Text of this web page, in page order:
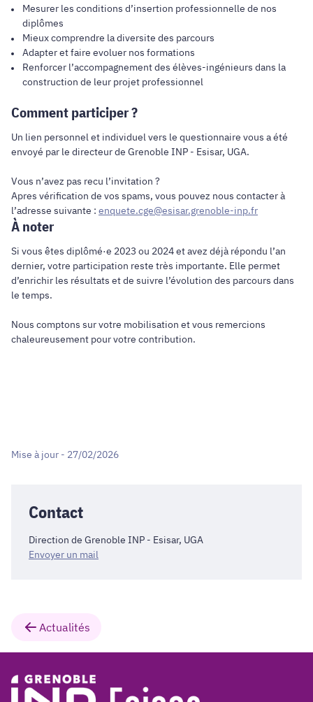
Mesurer les conditions d’insertion professionnelle de nos
diplômes
Mieux comprendre la diversite des parcours
Adapter et faire evoluer nos formations
Renforcer l’accompagnement des élèves-ingénieurs dans la
construction de leur projet professionnel
Comment participer ?
Un lien personnel et individuel vers le questionnaire vous a été
envoyé par le directeur de Grenoble INP - Esisar, UGA.
Vous n’avez pas recu l’invitation ?
Apres vérification de vos spams, vous pouvez nous contacter à
l’adresse suivante : enquete.cge@esisar.grenoble-inp.fr
À noter
Si vous êtes diplômé·e 2023 ou 2024 et avez déjà répondu l’an
dernier, votre participation reste très importante. Elle permet
d’enrichir les résultats et de suivre l’évolution des parcours dans
le temps.
Nous comptons sur votre mobilisation et vous remercions
chaleureusement pour votre contribution.
Mise à jour - 27/02/2026
Contact
Direction de Grenoble INP - Esisar, UGA
Envoyer un mail
Actualités